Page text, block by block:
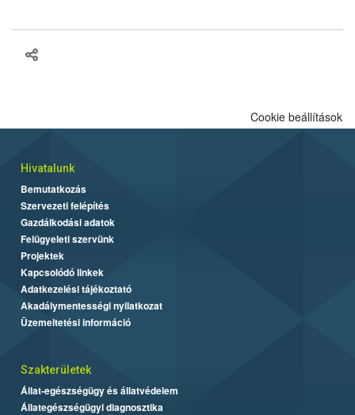
Cookie beállítások
Hivatalunk
Bemutatkozás
Szervezeti felépítés
Gazdálkodási adatok
Felügyeleti szervünk
Projektek
Kapcsolódó linkek
Adatkezelési tájékoztató
Akadálymentességi nyilatkozat
Üzemeltetési információ
Szakterületek
Állat-egészségügy és állatvédelem
Állategészségügyi diagnosztika